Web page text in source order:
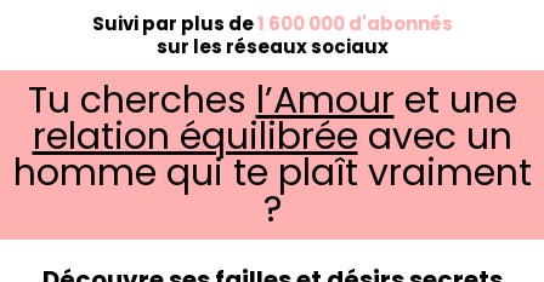
Suivi par plus de1 600 000 d'abonnés
sur les réseaux sociaux
Tu cherches l’Amour et une
relation équilibrée avec un
homme qui te plaît vraiment
?